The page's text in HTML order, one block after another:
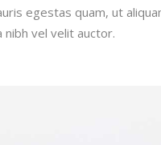
egestas quam, ut
nibh vel velit auctor.